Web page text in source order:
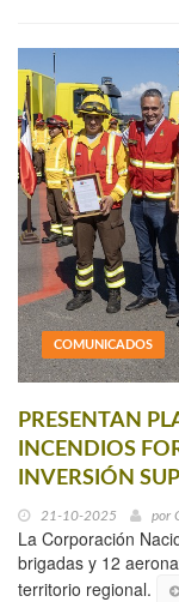
COMUNICADOS
PRESENTAN
INCENDIOS
INVERSIÓN
21-10-2025 por
La Corporación
brigadas y 12
territorio regional.